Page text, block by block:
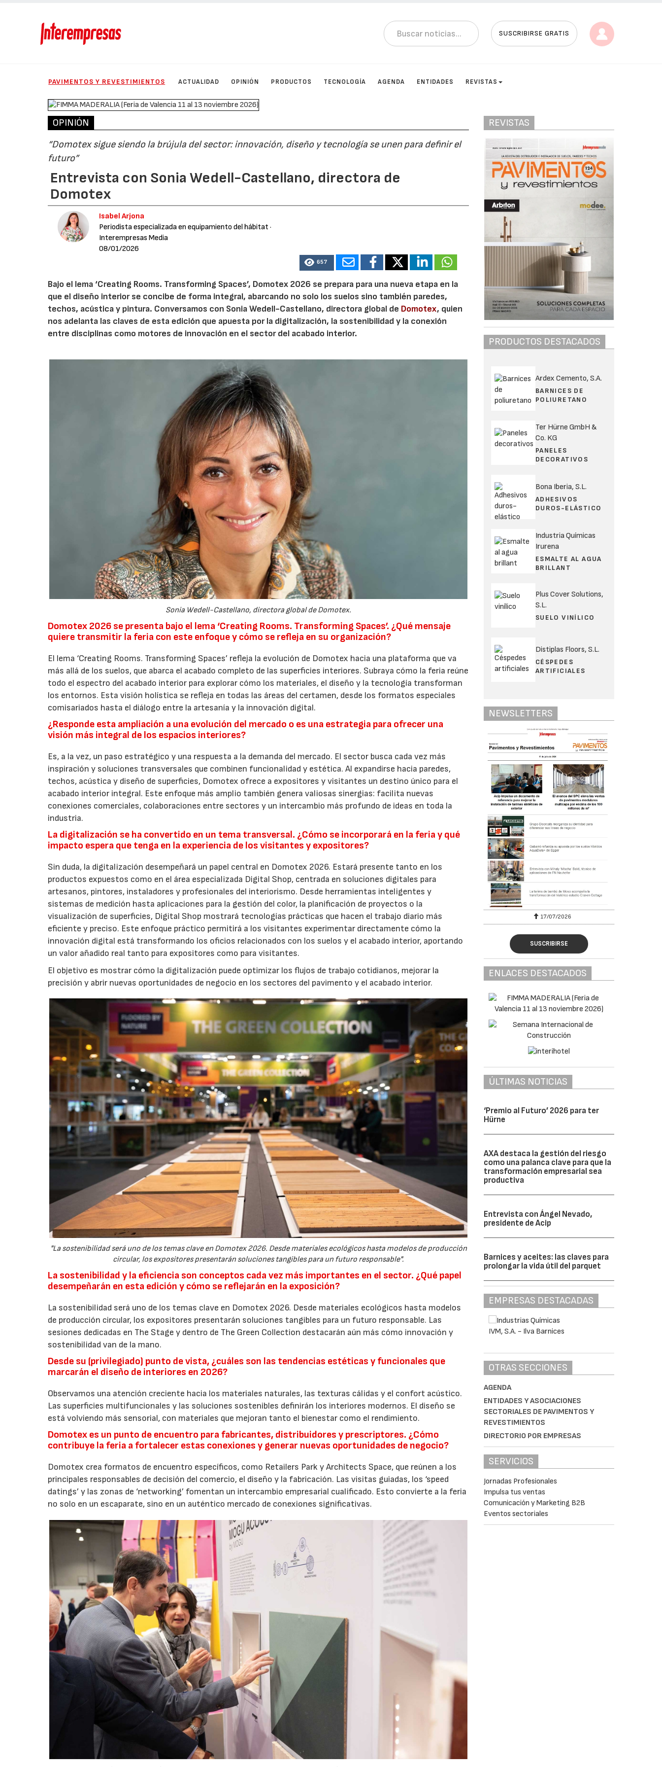
SUSCRIBIRSE GRATIS
PAVIMENTOS Y REVESTIMIENTOS ACTUALIDAD OPINIÓN PRODUCTOS TECNOLOGÍA AGENDA ENTIDADES REVISTAS
OPINIÓN
“Domotex sigue siendo la brújula del sector: innovación, diseño y tecnología se unen para definir el
futuro”
Entrevista con Sonia Wedell-Castellano, directora de
Domotex
Isabel Arjona
Periodista especializada en equipamiento del hábitat ·
Interempresas Media
08/01/2026
657
Bajo el lema ‘Creating Rooms. Transforming Spaces’, Domotex 2026 se prepara para una nueva etapa en la
que el diseño interior se concibe de forma integral, abarcando no solo los suelos sino también paredes,
techos, acústica y pintura. Conversamos con Sonia Wedell-Castellano, directora global de Domotex, quien
nos adelanta las claves de esta edición que apuesta por la digitalización, la sostenibilidad y la conexión
entre disciplinas como motores de innovación en el sector del acabado interior.
Sonia Wedell-Castellano, directora global de Domotex.
Domotex 2026 se presenta bajo el lema ‘Creating Rooms. Transforming Spaces’. ¿Qué mensaje
quiere transmitir la feria con este enfoque y cómo se refleja en su organización?
El lema ‘Creating Rooms. Transforming Spaces’ refleja la evolución de Domotex hacia una plataforma que va
más allá de los suelos, que abarca el acabado completo de las superficies interiores. Subraya cómo la feria reúne
todo el espectro del acabado interior para explorar cómo los materiales, el diseño y la tecnología transforman
los entornos. Esta visión holística se refleja en todas las áreas del certamen, desde los formatos especiales
comisariados hasta el diálogo entre la artesanía y la innovación digital.
¿Responde esta ampliación a una evolución del mercado o es una estrategia para ofrecer una
visión más integral de los espacios interiores?
Es, a la vez, un paso estratégico y una respuesta a la demanda del mercado. El sector busca cada vez más
inspiración y soluciones transversales que combinen funcionalidad y estética. Al expandirse hacia paredes,
techos, acústica y diseño de superficies, Domotex ofrece a expositores y visitantes un destino único para el
acabado interior integral. Este enfoque más amplio también genera valiosas sinergias: facilita nuevas
conexiones comerciales, colaboraciones entre sectores y un intercambio más profundo de ideas en toda la
industria.
La digitalización se ha convertido en un tema transversal. ¿Cómo se incorporará en la feria y qué
impacto espera que tenga en la experiencia de los visitantes y expositores?
Sin duda, la digitalización desempeñará un papel central en Domotex 2026. Estará presente tanto en los
productos expuestos como en el área especializada Digital Shop, centrada en soluciones digitales para
artesanos, pintores, instaladores y profesionales del interiorismo. Desde herramientas inteligentes y
sistemas de medición hasta aplicaciones para la gestión del color, la planificación de proyectos o la
visualización de superficies, Digital Shop mostrará tecnologías prácticas que hacen el trabajo diario más
eficiente y preciso. Este enfoque práctico permitirá a los visitantes experimentar directamente cómo la
innovación digital está transformando los oficios relacionados con los suelos y el acabado interior, aportando
un valor añadido real tanto para expositores como para visitantes.
El objetivo es mostrar cómo la digitalización puede optimizar los flujos de trabajo cotidianos, mejorar la
precisión y abrir nuevas oportunidades de negocio en los sectores del pavimento y el acabado interior.
"La sostenibilidad será uno de los temas clave en Domotex 2026. Desde materiales ecológicos hasta modelos de producción
circular, los expositores presentarán soluciones tangibles para un futuro responsable".
La sostenibilidad y la eficiencia son conceptos cada vez más importantes en el sector. ¿Qué papel
desempeñarán en esta edición y cómo se reflejarán en la exposición?
La sostenibilidad será uno de los temas clave en Domotex 2026. Desde materiales ecológicos hasta modelos
de producción circular, los expositores presentarán soluciones tangibles para un futuro responsable. Las
sesiones dedicadas en The Stage y dentro de The Green Collection destacarán aún más cómo innovación y
sostenibilidad van de la mano.
Desde su (privilegiado) punto de vista, ¿cuáles son las tendencias estéticas y funcionales que
marcarán el diseño de interiores en 2026?
Observamos una atención creciente hacia los materiales naturales, las texturas cálidas y el confort acústico.
Las superficies multifuncionales y las soluciones sostenibles definirán los interiores modernos. El diseño se
está volviendo más sensorial, con materiales que mejoran tanto el bienestar como el rendimiento.
Domotex es un punto de encuentro para fabricantes, distribuidores y prescriptores. ¿Cómo
contribuye la feria a fortalecer estas conexiones y generar nuevas oportunidades de negocio?
Domotex crea formatos de encuentro específicos, como Retailers Park y Architects Space, que reúnen a los
principales responsables de decisión del comercio, el diseño y la fabricación. Las visitas guiadas, los ‘speed
datings’ y las zonas de ‘networking’ fomentan un intercambio empresarial cualificado. Esto convierte a la feria
no solo en un escaparate, sino en un auténtico mercado de conexiones significativas.
REVISTAS
PRODUCTOS DESTACADOS
Ardex Cemento, S.A.
BARNICES DE
POLIURETANO
Ter Hürne GmbH &
Co. KG
PANELES
DECORATIVOS
Bona Iberia, S.L.
ADHESIVOS
DUROS-ELÁSTICO
Industria Químicas
Irurena
ESMALTE AL AGUA
BRILLANT
Plus Cover Solutions,
S.L.
SUELO VINÍLICO
Distiplas Floors, S.L.
CÉSPEDES
ARTIFICIALES
NEWSLETTERS
17/07/2026 31/07/2026 17/07/2026
SUSCRIBIRSE
ENLACES DESTACADOS
ÚLTIMAS NOTICIAS
‘Premio al Futuro’ 2026 para ter
Hürne
AXA destaca la gestión del riesgo
como una palanca clave para que la
transformación empresarial sea
productiva
Entrevista con Ángel Nevado,
presidente de Acip
Barnices y aceites: las claves para
prolongar la vida útil del parquet
EMPRESAS DESTACADAS
OTRAS SECCIONES
AGENDA
ENTIDADES Y ASOCIACIONES
SECTORIALES DE PAVIMENTOS Y
REVESTIMIENTOS
DIRECTORIO POR EMPRESAS
SERVICIOS
Jornadas Profesionales
Impulsa tus ventas
Comunicación y Marketing B2B
Eventos sectoriales